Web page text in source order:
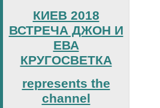
КИЕВ 2018
ВСТРЕЧА ДЖОН И
ЕВА
КРУГОСВЕТКА
represents the
channel